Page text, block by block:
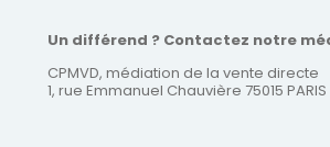
Un différend ? Contactez notre
CPMVD, médiation de la vente directe
1, rue Emmanuel Chauvière 75015 PARIS